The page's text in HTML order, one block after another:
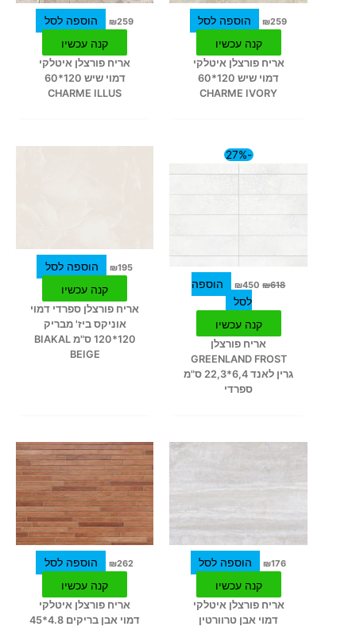
₪259
הוספה לסל
קנה עכשיו
אריח פורצלן איטלקי
דמוי שיש 120*60
CHARME IVORY
₪259
הוספה לסל
קנה עכשיו
אריח פורצלן איטלקי
דמוי שיש 120*60
CHARME ILLUS
-27%
₪618
המחיר
המקורי
היה:
₪450
המחיר
הנוכחי
הוא:
הוספה
לסל
קנה עכשיו
אריח פורצלן
GREENLAND FROST
גרין לאנד 6,4*22,3 ס"מ
ספרדי
₪195
הוספה לסל
קנה עכשיו
אריח פורצלן ספרדי דמוי
אוניקס ביז' מבריק
120*120 ס"מ BIAKAL
BEIGE
₪176
הוספה לסל
קנה עכשיו
אריח פורצלן איטלקי
דמוי אבן טרוורטין
₪262
הוספה לסל
קנה עכשיו
אריח פורצלן איטלקי
דמוי אבן בריקים 4.8*45